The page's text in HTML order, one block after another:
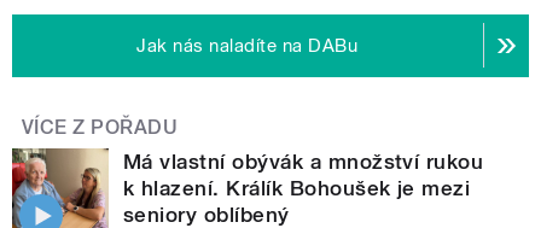
Jak nás naladíte na DABu
VÍCE Z POŘADU
Má vlastní obývák a množství rukou
k hlazení. Králík Bohoušek je mezi
seniory oblíbený